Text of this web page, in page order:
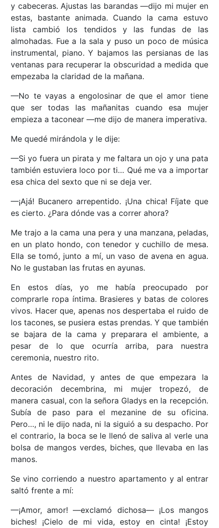
y cabeceras. Ajustas las barandas —dijo mi mujer en
estas, bastante animada. Cuando la cama estuvo
lista cambió los tendidos y las fundas de las
almohadas. Fue a la sala y puso un poco de música
instrumental, piano. Y bajamos las persianas de las
ventanas para recuperar la obscuridad a medida que
empezaba la claridad de la mañana.
—No te vayas a engolosinar de que el amor tiene
que ser todas las mañanitas cuando esa mujer
empieza a taconear —me dijo de manera imperativa.
Me quedé mirándola y le dije:
—Si yo fuera un pirata y me faltara un ojo y una pata
también estuviera loco por ti… Qué me va a importar
esa chica del sexto que ni se deja ver.
—¡Ajá! Bucanero arrepentido. ¡Una chica! Fíjate que
es cierto. ¿Para dónde vas a correr ahora?
Me trajo a la cama una pera y una manzana, peladas,
en un plato hondo, con tenedor y cuchillo de mesa.
Ella se tomó, junto a mí, un vaso de avena en agua.
No le gustaban las frutas en ayunas.
En estos días, yo me había preocupado por
comprarle ropa íntima. Brasieres y batas de colores
vivos. Hacer que, apenas nos despertaba el ruido de
los tacones, se pusiera estas prendas. Y que también
se bajara de la cama y preparara el ambiente, a
pesar de lo que ocurría arriba, para nuestra
ceremonia, nuestro rito.
Antes de Navidad, y antes de que empezara la
decoración decembrina, mi mujer tropezó, de
manera casual, con la señora Gladys en la recepción.
Subía de paso para el mezanine de su oficina.
Pero…, ni le dijo nada, ni la siguió a su despacho. Por
el contrario, la boca se le llenó de saliva al verle una
bolsa de mangos verdes, biches, que llevaba en las
manos.
Se vino corriendo a nuestro apartamento y al entrar
saltó frente a mí:
—¡Amor, amor! —exclamó dichosa— ¡Los mangos
biches! ¡Cielo de mi vida, estoy en cinta! ¡Estoy